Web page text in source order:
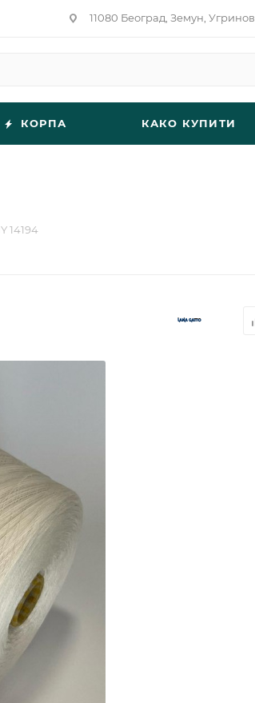
11080 Београд, Земун,
КОРПА КАКО КУПИТИ
14194